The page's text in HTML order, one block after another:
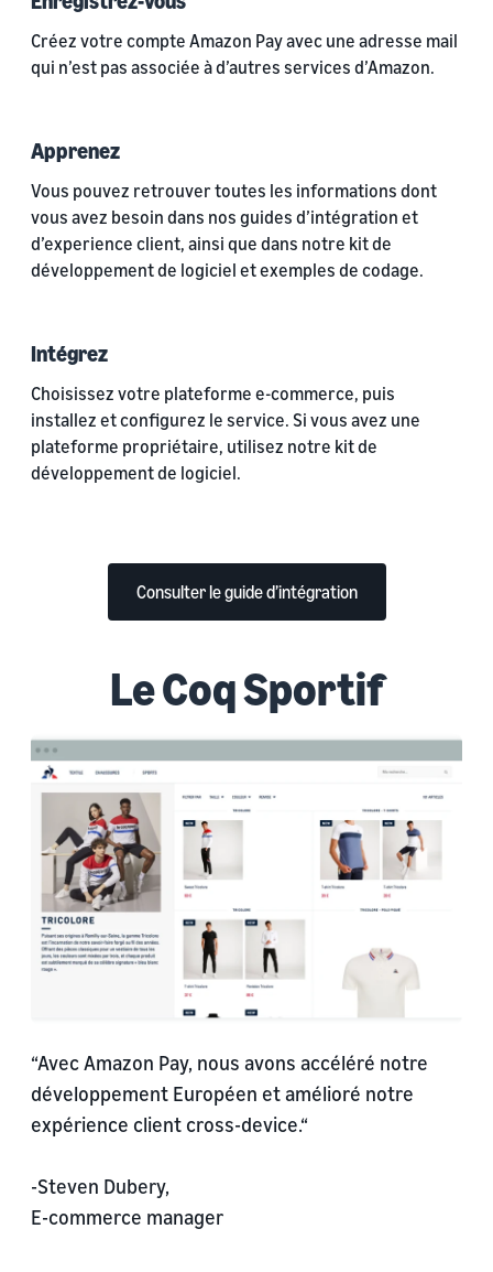
Créez votre compte Amazon Pay avec une adresse mail
qui n’est pas associée à d’autres services d’Amazon.
Apprenez
Vous pouvez retrouver toutes les informations dont
vous avez besoin dans nos guides d’intégration et
d’experience client, ainsi que dans notre kit de
développement de logiciel et exemples de codage.
Intégrez
Choisissez votre plateforme e-commerce, puis
installez et configurez le service. Si vous avez une
plateforme propriétaire, utilisez notre kit de
développement de logiciel.
Consulter le guide d’intégration
Le Coq Sportif
“Avec Amazon Pay, nous avons accéléré notre
développement Européen et amélioré notre
expérience client cross-device.“
-Steven Dubery,
E-commerce manager